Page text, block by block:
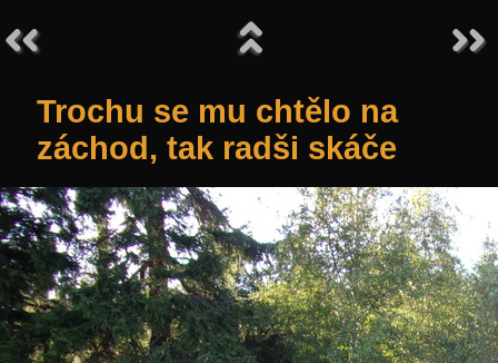
Trochu se mu chtělo na
záchod, tak radši skáče